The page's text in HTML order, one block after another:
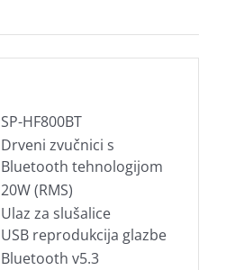
SP-HF800BT
Drveni zvučnici s
Bluetooth tehnologijom
20W (RMS)
Ulaz za slušalice
USB reprodukcija glazbe
Bluetooth v5.3